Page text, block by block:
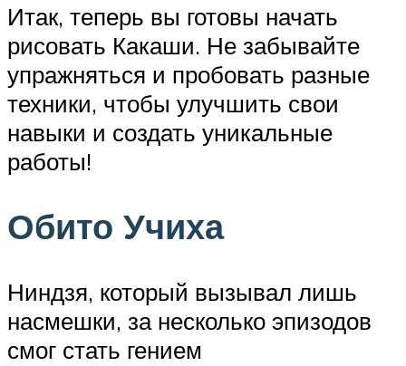
Итак, теперь вы готовы начать
рисовать Какаши. Не забывайте
упражняться и пробовать разные
техники, чтобы улучшить свои
навыки и создать уникальные
работы!
Обито Учиха
Ниндзя, который вызывал лишь
насмешки, за несколько эпизодов
смог стать гением